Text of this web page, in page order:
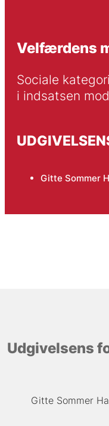
Velfærdens
Sociale
i indsatsen
Gitte Sommer
Udgivelsens
Gitte Sommer